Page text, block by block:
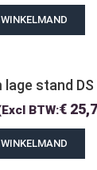
stand
BTW:€